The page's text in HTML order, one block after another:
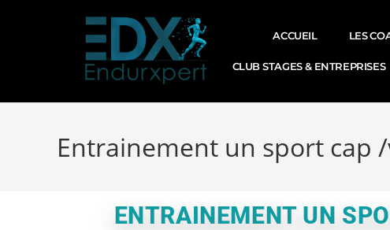
ACCUEIL LES
CLUB STAGES & ENTREPRISES
Entrainement un sport cap
ENTRAINEMENT UN